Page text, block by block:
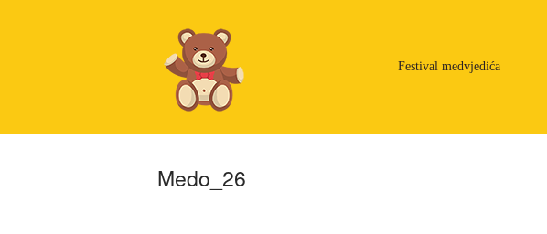
Festival medvjedića
Medo_26